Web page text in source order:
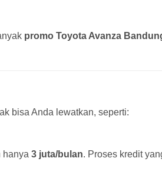
promo Toyota Avanza
bisa Anda lewatkan, seperti:
3 juta/bulan. Proses kredit